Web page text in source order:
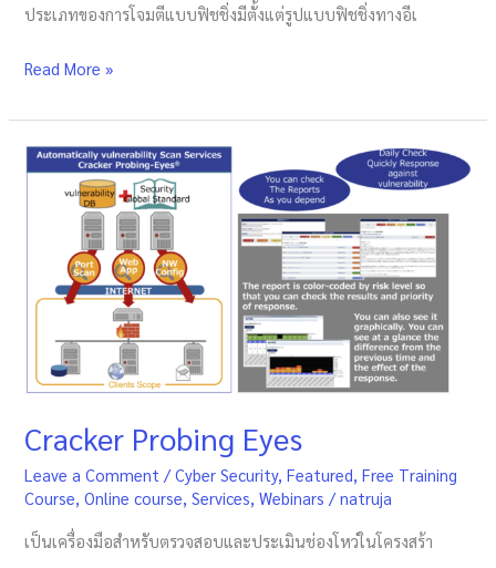
ประเภทของการโจมตีแบบฟิชชิ่งมีตั้งแต่รูปแบบฟิชชิ่งทางอีเ
Read More »
Cracker Probing Eyes
Leave a Comment /Cyber Security,Featured,Free Training
Course,Online course,Services,Webinars /natruja
เป็นเครื่องมือสำหรับตรวจสอบและประเมินช่องโหว่ในโครงสร้า
Cracker
Probing